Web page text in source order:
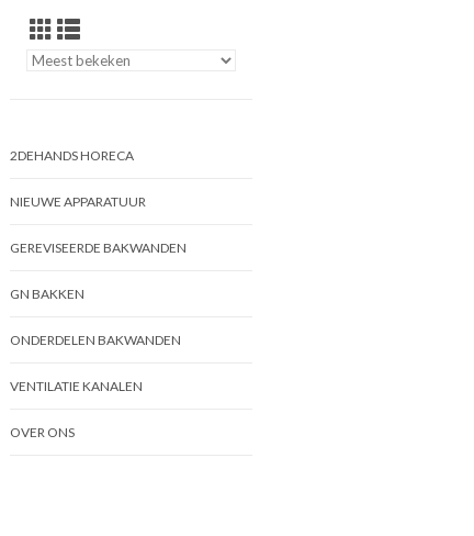
2DEHANDS HORECA
NIEUWE APPARATUUR
GEREVISEERDE BAKWANDEN
GN BAKKEN
ONDERDELEN BAKWANDEN
VENTILATIE KANALEN
OVER ONS